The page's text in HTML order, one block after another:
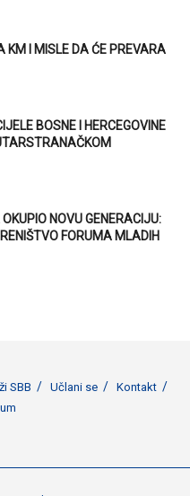
KM I MISLE DA ĆE PREVARA
BOSNE I HERCEGOVINE
NOVU GENERACIJU:
FORUMA MLADIH
SBB Učlani se
Kontakt